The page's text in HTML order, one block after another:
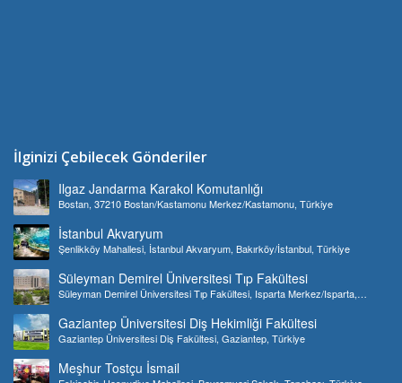
İlginizi Çebilecek Gönderiler
Ilgaz Jandarma Karakol Komutanlığı
Bostan, 37210 Bostan/Kastamonu Merkez/Kastamonu, Türkiye
İstanbul Akvaryum
Şenlikköy Mahallesi, İstanbul Akvaryum, Bakırköy/İstanbul, Türkiye
Süleyman Demirel Üniversitesi Tıp Fakültesi
Süleyman Demirel Üniversitesi Tıp Fakültesi, Isparta Merkez/Isparta,
Gaziantep Üniversitesi Diş Hekimliği Fakültesi
Gaziantep Üniversitesi Diş Fakültesi, Gaziantep, Türkiye
Meşhur Tostçu İsmail